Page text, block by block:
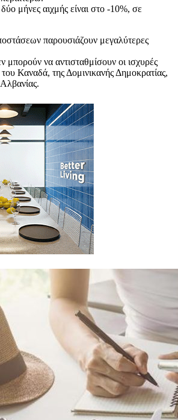
δύο μήνες αιχμής είναι στο -10%, σε
παρουσιάζουν μεγαλύτερες
να αντισταθμίσουν οι ισχυρές
του Καναδά, της Δομινικανής Δημοκρατίας,